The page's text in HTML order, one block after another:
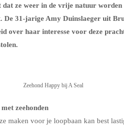
dat ze weer in de vrije natuur
De 31-jarige Amy Duinslaeger uit
over haar interesse voor deze
Zeehond Happy bij A Seal
zeehonden
maken voor je loopbaan kan best